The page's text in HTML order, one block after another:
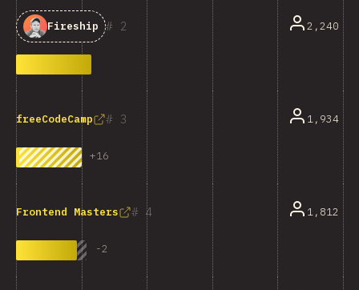
2
Fireship 2,240
3
freeCodeCamp
+16
1,934
4
Frontend Masters
-2
1,812